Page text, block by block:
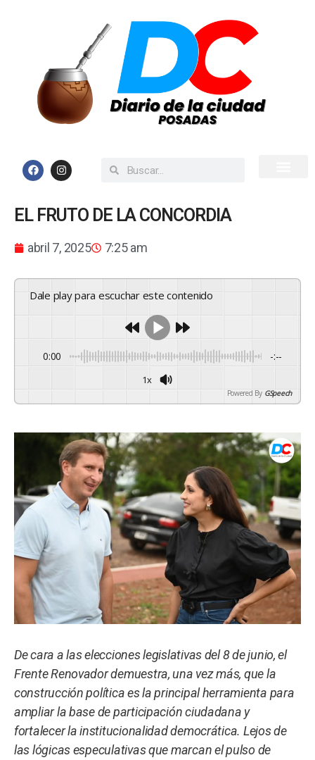
EL FRUTO DE LA CONCORDIA
abril 7, 2025 7:25 am
Dale play para escuchar este contenido
0:00 -:--
1x
Powered By GSpeech
De cara a las elecciones legislativas del 8 de junio, el
Frente Renovador demuestra, una vez más, que la
construcción política es la principal herramienta para
ampliar la base de participación ciudadana y
fortalecer la institucionalidad democrática. Lejos de
las lógicas especulativas que marcan el pulso de